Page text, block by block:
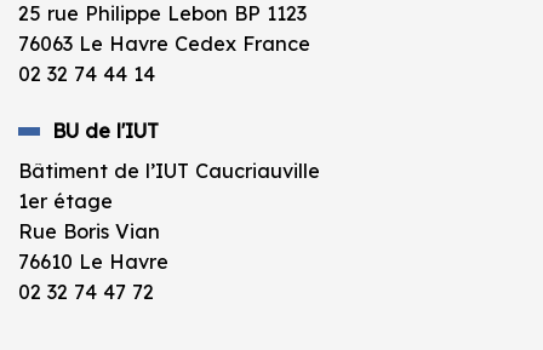
25 rue Philippe Lebon BP 1123
76063 Le Havre Cedex France
02 32 74 44 14
BU de l'IUT
Bâtiment de l’IUT Caucriauville
1er étage
Rue Boris Vian
76610 Le Havre
02 32 74 47 72